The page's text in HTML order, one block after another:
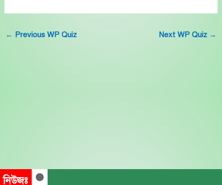
← Previous WP Quiz Next WP Quiz →
নিউজঃ